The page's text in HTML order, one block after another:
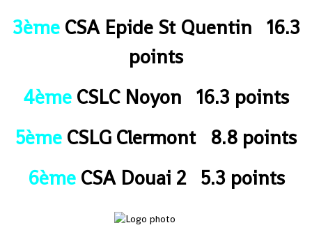
3ème CSA Epide St Quentin 16.3
points
4ème CSLC Noyon 16.3 points
5ème CSLG Clermont 8.8 points
6èmeCSA Douai 2 5.3 points